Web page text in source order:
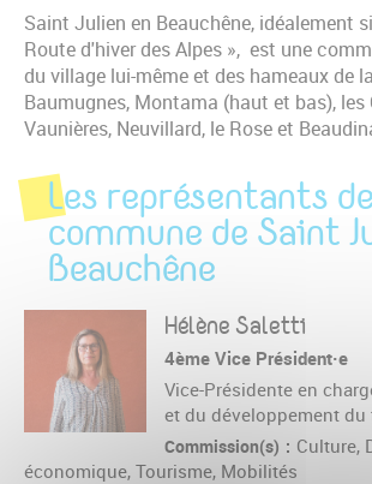
Saint Julien en Beauchêne, idéalement
Route d'hiver des Alpes », est une
du village lui-même et des hameaux de
Baumugnes, Montama (haut et bas), les
Vaunières, Neuvillard, le Rose et
Les représentants
commune de Saint
Beauchêne
Hélène Saletti
4ème Vice Président·e
Vice-Présidente en
et du développement du
Commission(s)
Culture,
économique, Tourisme, Mobilités